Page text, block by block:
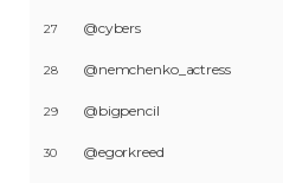
27 @cybers
28 @nemchenko_actress
29 @bigpencil
30 @egorkreed